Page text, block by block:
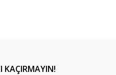
KAÇIRMAYIN!